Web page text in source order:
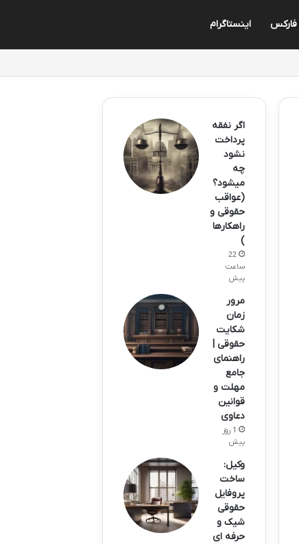
فارکس اینستاگرام
اگر نفقه
پرداخت
نشود
چه
میشود؟
(عواقب
حقوقی و
راهکارها
)
22
ساعت
پیش
مرور
زمان
شکایت
حقوقی |
راهنمای
جامع
مهلت و
قوانین
دعاوی
1 روز
پیش
وکیل:
ساخت
پروفایل
حقوقی
شیک و
حرفه ای